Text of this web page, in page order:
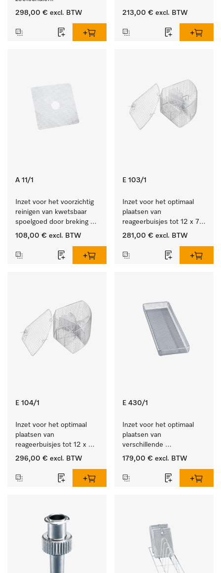
298,00 € excl. BTW 213,00 € excl. BTW
A 11/1
Inzet voor het voorzichtig
reinigen van kwetsbaar
spoelgoed door breking
sproeistraal.
108,00 € excl. BTW
E 103/1
Inzet voor het optimaal
plaatsen van
reageerbuisjes tot 12 x 75
mm.
281,00 € excl. BTW
E 104/1
Inzet voor het optimaal
plaatsen van
reageerbuisjes tot 12 x
105 mm.
296,00 € excl. BTW
E 430/1
Inzet voor het optimaal
plaatsen van
verschillende
instrumenten.
179,00 € excl. BTW